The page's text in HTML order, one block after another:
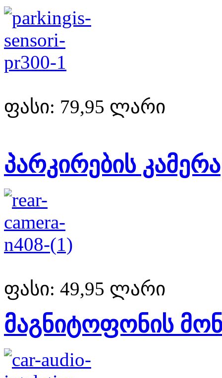
ფასი: 79,95 ლარი
პარკირების კამერა
ფასი: 49,95 ლარი
მაგნიტოფონის